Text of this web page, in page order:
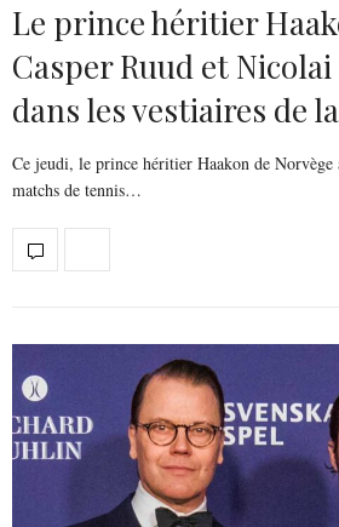
Le prince héritier
Casper Ruud et
dans les vestiaires de
Ce jeudi, le prince héritier Haakon de Norvège
matchs de tennis…